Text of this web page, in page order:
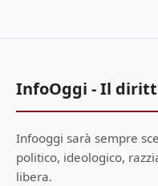
InfoOggi - Il
Infooggi sarà sempre
politico, ideologico,
libera.